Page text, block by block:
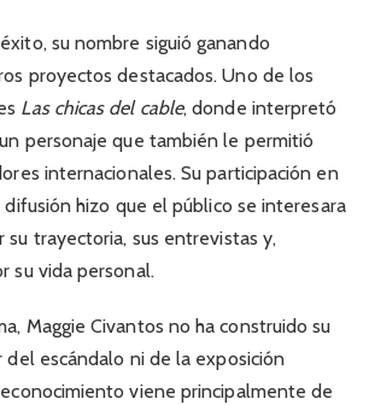
su nombre siguió ganando
proyectos destacados. Uno de los
Las chicas del cable, donde interpretó
personaje que también le permitió
internacionales. Su participación en
hizo que el público se interesara
su trayectoria, sus entrevistas y,
su vida personal.
Maggie Civantos no ha construido su
del escándalo ni de la exposición
viene principalmente de